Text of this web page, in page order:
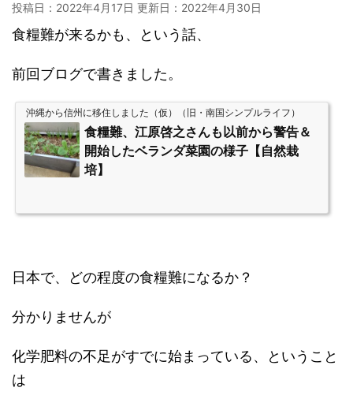
投稿日：2022年4月17日 更新日： 2022年4月30日
食糧難が来るかも、という話、
前回ブログで書きました。
沖縄から信州に移住しました（仮）（旧・南国シンプルライフ）
食糧難、江原啓之さんも以前から警告＆
開始したベランダ菜園の様子【自然栽
培】
日本で、どの程度の食糧難になるか？
分かりませんが
化学肥料の不足がすでに始まっている、ということ
は